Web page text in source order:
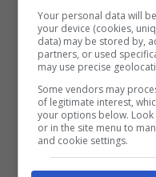
Fino a 2050€
Per i nuovi utenti
Bonus Scommesse
Your personal data will
your device (cookies,
data) may be stored by,
partners, or used
may use precise
Some vendors may
of legitimate interest,
your options below.
or in the site menu to
and cookie settings.